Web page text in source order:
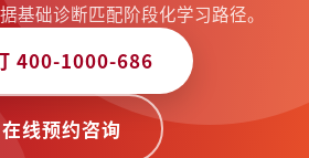
基础诊断匹配阶段化学习路径。
400-1000-686
在线预约咨询